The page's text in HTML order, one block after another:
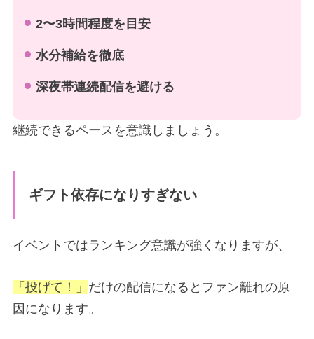
2〜3時間程度を目安
水分補給を徹底
深夜帯連続配信を避ける
継続できるペースを意識しましょう。
ギフト依存になりすぎない
イベントではランキング意識が強くなりますが、
「投げて！」 だけの配信になるとファン離れの原
因になります。